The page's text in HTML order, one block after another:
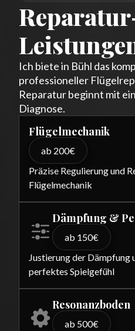
Ich biete in Bühl das
professioneller
Reparatur beginnt mit
Diagnose.
Flügelmechanik
ab 200€
Präzise Regulierung und
Flügelmechanik
Dämpfung &
ab 150€
Justierung der Dämpfung
perfektes Spielgefühl
Resonanzboden
ab 500€